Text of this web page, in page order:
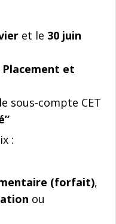
et le 30 juin
Placement et
sous-compte CET
:
(forfait),
ou